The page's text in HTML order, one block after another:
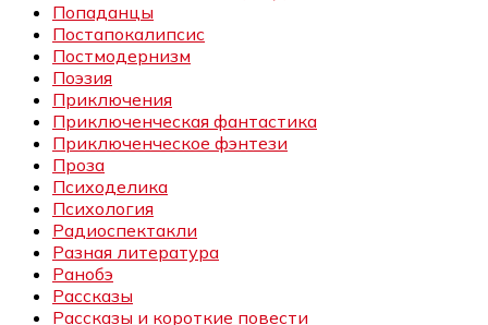
Попаданцы
Постапокалипсис
Постмодернизм
Поэзия
Приключения
Приключенческая фантастика
Приключенческое фэнтези
Проза
Психоделика
Психология
Радиоспектакли
Разная литература
Ранобэ
Рассказы
Рассказы и короткие повести